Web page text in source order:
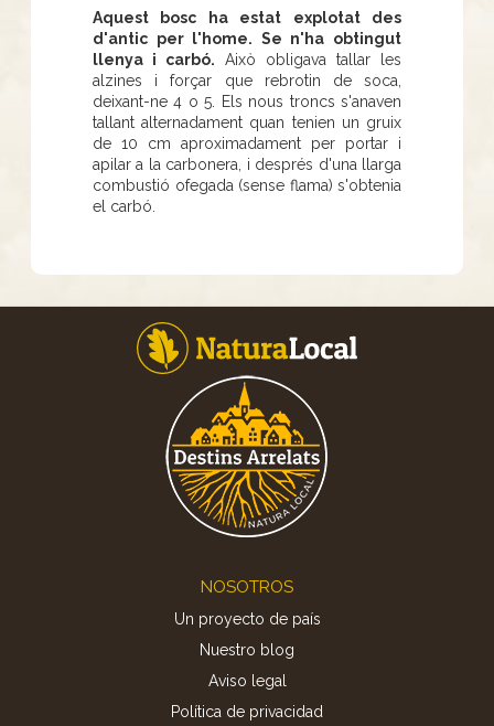
Aquest bosc ha estat explotat des
d'antic per l'home. Se n'ha obtingut
llenya i carbó. Això obligava tallar les
alzines i forçar que rebrotin de soca,
deixant-ne 4 o 5. Els nous troncs s'anaven
tallant alternadament quan tenien un gruix
de 10 cm aproximadament per portar i
apilar a la carbonera, i després d'una llarga
combustió ofegada (sense flama) s'obtenia
el carbó.
NOSOTROS
Un proyecto de país
Nuestro blog
Aviso legal
Política de privacidad